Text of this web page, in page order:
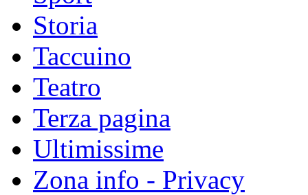
Storia
Taccuino
Teatro
Terza pagina
Ultimissime
Zona info - Privacy